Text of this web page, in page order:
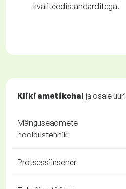
kvaliteedistandarditega.
Kliki ametikohal ja osale
Mänguseadmete
hooldustehnik
Protsessiinsener